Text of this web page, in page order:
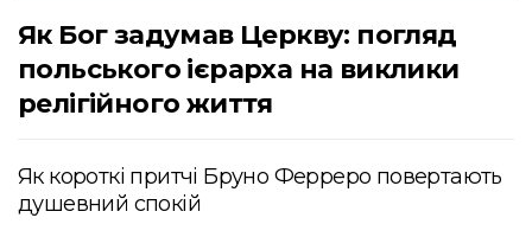
Як Бог задумав Церкву: погляд
польського ієрарха на виклики
релігійного життя
Як короткі притчі Бруно Ферреро повертають
душевний спокій